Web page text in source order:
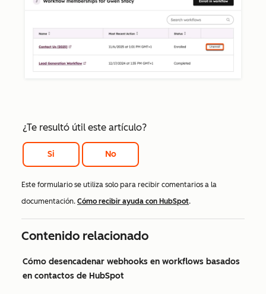
¿Te resultó útil este artículo?
Si No
Este formulario se utiliza solo para recibir comentarios a la
documentación. Cómo recibir ayuda con HubSpot.
Contenido relacionado
Cómo desencadenar webhooks en workflows basados
en contactos de HubSpot